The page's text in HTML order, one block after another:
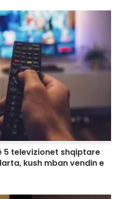
5 televizionet shqiptare
kush mban vendin e